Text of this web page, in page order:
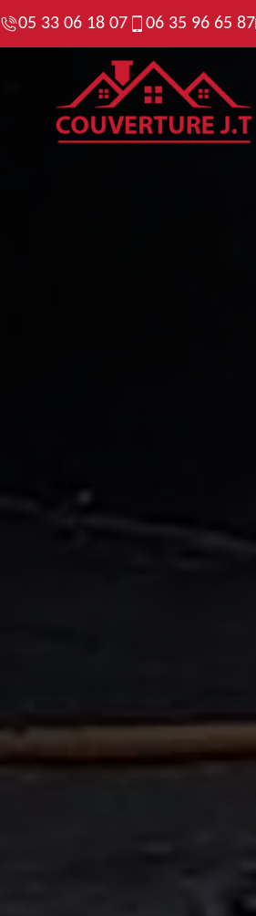
05 33 06 18 07 06 35 96 65 87